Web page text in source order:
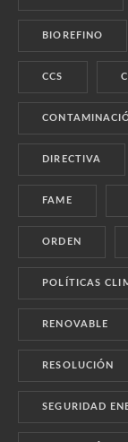
BIOREFINO
CCS
DIRECTIVA
FAME
ORDEN
POLÍTICAS
RENOVABLE
RESOLUCIÓN
SEGURIDAD